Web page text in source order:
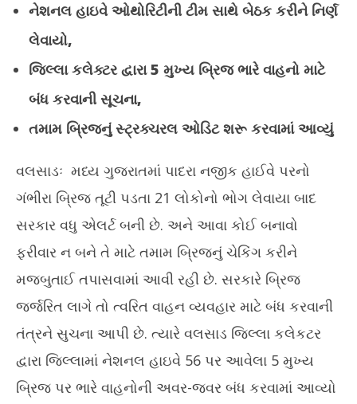
NOW VIEWING
ગંભીરા બ્રિજ તૂટ્યા બાદ વલસાડમાં એક સાથે 5 બ્રિજ ભારે વાહનો માટે
July
13,
2025
નેશનલ હાઇવે ઓથોરિટીની ટીમ સાથે બેઠક કરીને નિર્ણ
લેવાયો,
જિલ્લા કલેક્ટર દ્વારા5 મુખ્ય બ્રિજ ભારે વાહનો માટે
બંધ કરવાની સૂચના,
તમામ બ્રિજનું સ્ટ્રક્ચરલ ઓડિટ શરૂ કરવામાં આવ્યું
વલસાડઃ મધ્ય ગુજરાતમાં પાદરા નજીક હાઈવે પરનો
ગંભીરા બ્રિજ તૂટી પડતા 21 લોકોનો ભોગ લેવાયા બાદ
સરકાર વધુ એલર્ટ બની છે. અને આવા કોઈ બનાવો
ફરીવાર ન બને તે માટે તમામ બ્રિજનું ચેકિંગ કરીને
મજબુતાઈ તપાસવામાં આવી રહી છે. સરકારે બ્રિજ
જર્જરિત લાગે તો ત્વરિત વાહન વ્યવહાર માટે બંધ કરવાની
તંત્રને સુચના આપી છે. ત્યારે વલસાડ જિલ્લા કલેકટર
દ્વારા જિલ્લામાં નેશનલ હાઇવે 56 પર આવેલા 5 મુખ્ય
બ્રિજ પર ભારે વાહનોની અવર-જવર બંધ કરવામાં આવ્યો